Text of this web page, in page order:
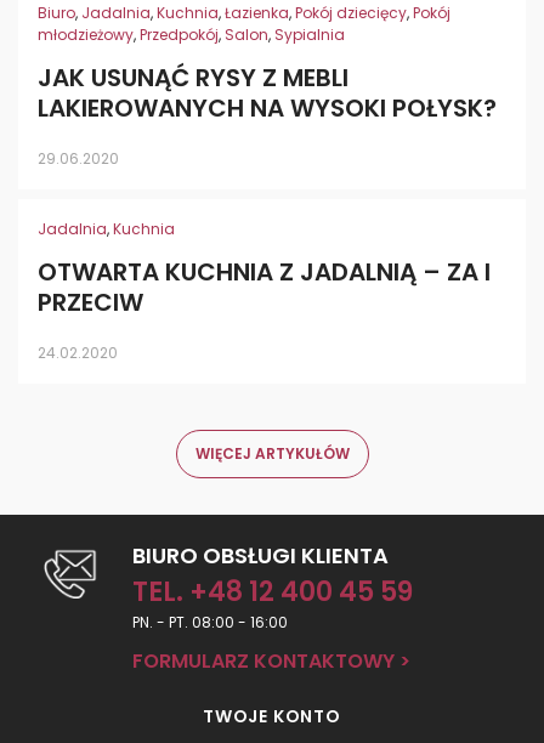
Biuro, Jadalnia,Kuchnia,Łazienka,Pokój dziecięcy,Pokój
młodzieżowy,Przedpokój, Salon, Sypialnia
JAK USUNĄĆ RYSY Z MEBLI
LAKIEROWANYCH NA WYSOKI POŁYSK?
29.06.2020
Jadalnia,Kuchnia
OTWARTA KUCHNIA Z JADALNIĄ – ZA I
PRZECIW
24.02.2020
WIĘCEJ ARTYKUŁÓW
BIURO OBSŁUGI KLIENTA
TEL. +48 12 400 45 59
PN. - PT. 08:00 - 16:00
FORMULARZ KONTAKTOWY >
TWOJE KONTO